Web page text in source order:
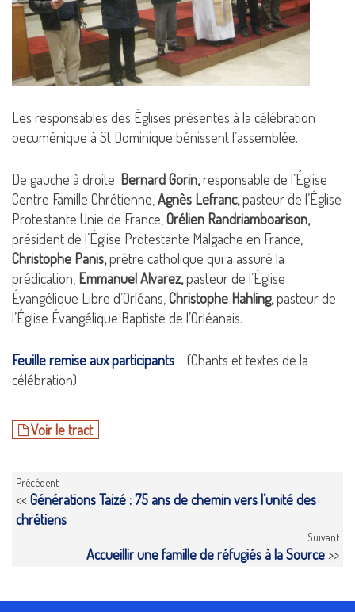
Les responsables des Églises présentes à la célébration
oecuménique à St Dominique bénissent l’assemblée.
De gauche à droite: Bernard Gorin,responsable de l’Église
Centre Famille Chrétienne, Agnès Lefranc,pasteur de l’Église
Protestante Unie de France, Orélien Randriamboarison,
président de l’Église Protestante Malgache en France,
Christophe Panis,prêtre catholique qui a assuré la
prédication, Emmanuel Alvarez,pasteur de l’Église
Évangélique Libre d’Orléans, Christophe Hahling,pasteur de
l’Église Évangélique Baptiste de l’Orléanais.
Feuille remise aux participants (Chants et textes de la
célébration)
Voir le tract
Précédent
<<Générations Taizé : 75 ans de chemin vers l’unité des
chrétiens
Suivant
Accueillir une famille de réfugiés à la Source >>